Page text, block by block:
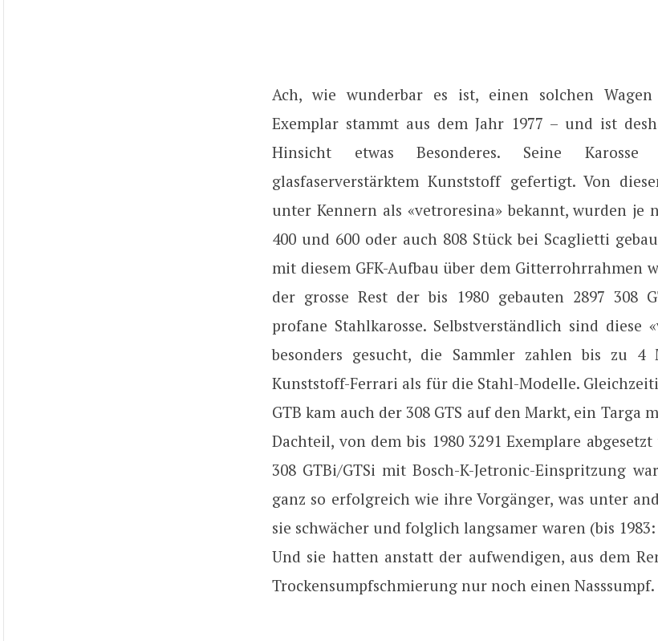
Ach, wie wunderbar es ist, einen solchen Wagen
Exemplar stammt aus dem Jahr 1977 – und ist
Hinsicht etwas Besonderes. Seine
glasfaserverstärktem Kunststoff gefertigt. Von
unter Kennern als «vetroresina» bekannt, wurden je
400 und 600 oder auch 808 Stück bei Scaglietti
mit diesem GFK-Aufbau über dem Gitterrohrrahmen
der grosse Rest der bis 1980 gebauten 2897 308
profane Stahlkarosse. Selbstverständlich sind diese
besonders gesucht, die Sammler zahlen bis zu
Kunststoff-Ferrari als für die Stahl-Modelle.
GTB kam auch der 308 GTS auf den Markt, ein Targa
Dachteil, von dem bis 1980 3291 Exemplare
308 GTBi/GTSi mit Bosch-K-Jetronic-Einspritzung
ganz so erfolgreich wie ihre Vorgänger, was unter
sie schwächer und folglich langsamer waren (bis 1983:
Und sie hatten anstatt der aufwendigen, aus dem
Trockensumpfschmierung nur noch einen Nasssumpf.